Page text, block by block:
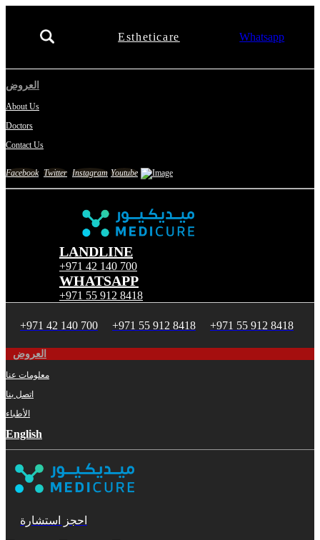
Estheticare Whatsapp
العروض
About Us
Doctors
Contact Us
Facebook Twitter Instagram Youtube
LANDLINE
+971 42 140 700
WHATSAPP
+971 55 912 8418
+971 42 140 700 +971 55 912 8418 +971 55 912 8418
العروض
معلومات عنا
اتصل بنا
الأطباء
English
احجز استشارة